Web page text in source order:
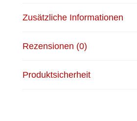
Zusätzliche Informationen
Rezensionen (0)
Produktsicherheit